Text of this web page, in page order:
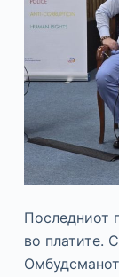
Последниот
во платите.